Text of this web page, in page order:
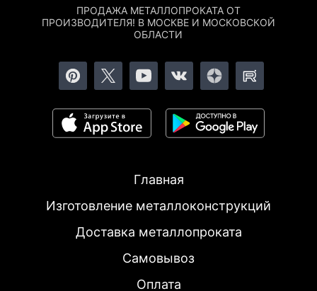
ПРОДАЖА МЕТАЛЛОПРОКАТА ОТ
ПРОИЗВОДИТЕЛЯ! В МОСКВЕ И МОСКОВСКОЙ
ОБЛАСТИ
Главная
Изготовление металлоконструкций
Доставка металлопроката
Самовывоз
Оплата